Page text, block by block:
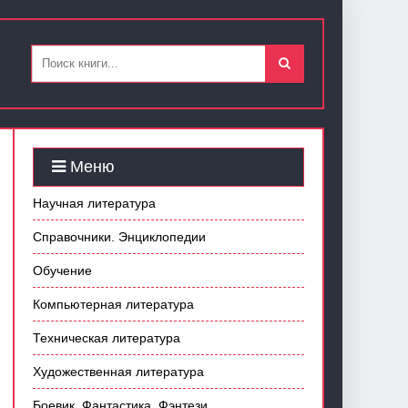
Меню
Научная литература
Справочники. Энциклопедии
Обучение
Компьютерная литература
Техническая литература
Художественная литература